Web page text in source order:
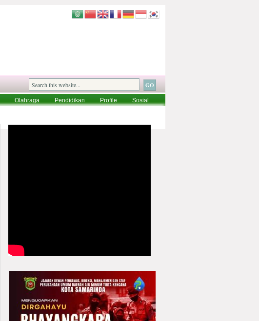
Olahraga Pendidikan Profile
Sosial